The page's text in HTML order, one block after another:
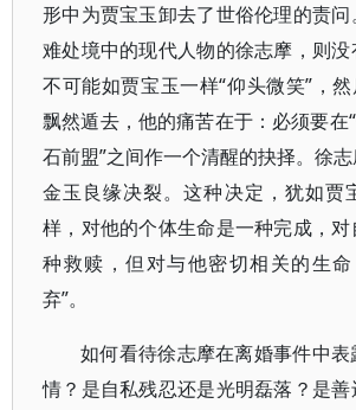
形中为贾宝玉卸去了世俗伦理的责
难处境中的现代人物的徐志摩，则
不可能如贾宝玉一样“仰头微笑”，然
飘然遁去，他的痛苦在于：必须要在
石前盟”之间作一个清醒的抉择。徐
金玉良缘决裂。这种决定，犹如贾
样，对他的个体生命是一种完成，
种救赎，但对与他密切相关的生
弃”。
如何看待徐志摩在离婚事件中
情？是自私残忍还是光明磊落？是